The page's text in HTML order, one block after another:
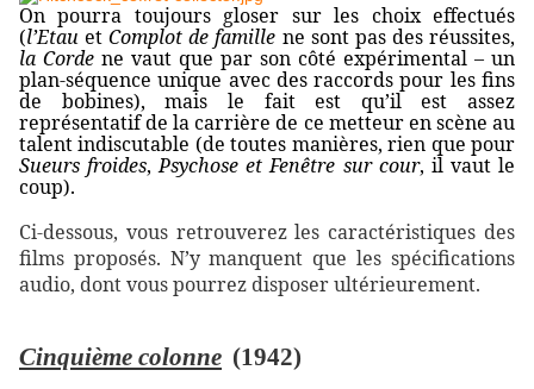
On pourra toujours gloser sur les choix effectués
(l’Etau et Complot de famille ne sont pas des réussites,
la Corde ne vaut que par son côté expérimental – un
plan-séquence unique avec des raccords pour les fins
de bobines), mais le fait est qu’il est assez
représentatif de la carrière de ce metteur en scène au
talent indiscutable (de toutes manières, rien que pour
Sueurs froides, Psychose et Fenêtre sur cour, il vaut le
coup).
Ci-dessous, vous retrouverez les caractéristiques des
films proposés. N’y manquent que les spécifications
audio, dont vous pourrez disposer ultérieurement.
Cinquième colonne (1942)